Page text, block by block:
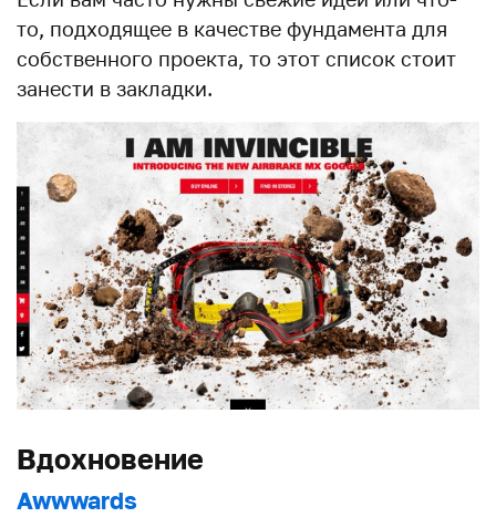
то, подходящее в качестве фундамента для
собственного проекта, то этот список стоит
занести в закладки.
Вдохновение
Awwwards